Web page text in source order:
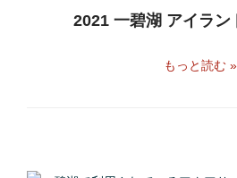
2021 一碧湖 アイラン
もっと読む »